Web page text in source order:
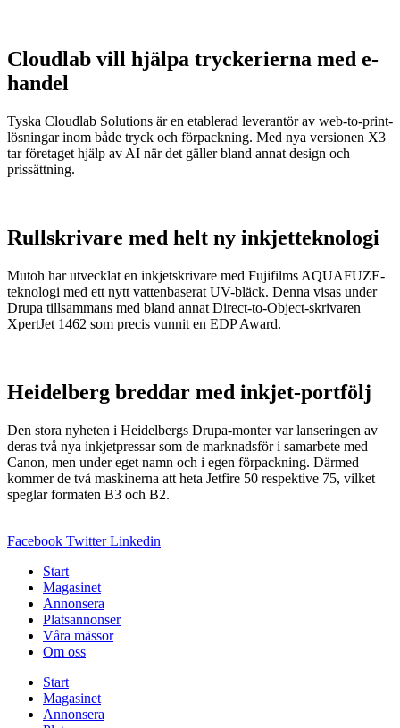
Cloudlab vill hjälpa tryckerierna med e-
handel
Tyska Cloudlab Solutions är en etablerad leverantör av web-to-print-
lösningar inom både tryck och förpackning. Med nya versionen X3
tar företaget hjälp av AI när det gäller bland annat design och
prissättning.
Rullskrivare med helt ny inkjetteknologi
Mutoh har utvecklat en inkjetskrivare med Fujifilms AQUAFUZE-
teknologi med ett nytt vattenbaserat UV-bläck. Denna visas under
Drupa tillsammans med bland annat Direct-to-Object-skrivaren
XpertJet 1462 som precis vunnit en EDP Award.
Heidelberg breddar med inkjet-portfölj
Den stora nyheten i Heidelbergs Drupa-monter var lanseringen av
deras två nya inkjetpressar som de marknadsför i samarbete med
Canon, men under eget namn och i egen förpackning. Därmed
kommer de två maskinerna att heta Jetfire 50 respektive 75, vilket
speglar formaten B3 och B2.
Facebook Twitter Linkedin
Start
Magasinet
Annonsera
Platsannonser
Våra mässor
Om oss
Start
Magasinet
Annonsera